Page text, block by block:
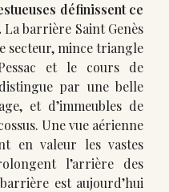
définissent ce
secteur, mince triangle
et le cours de
par une belle
et d’immeubles de
Une vue aérienne
en valeur les vastes
l’arrière des